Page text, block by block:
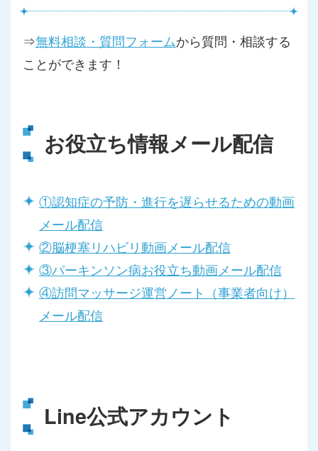
⇒無料相談・質問フォームから質問・相談する
ことができます！
お役立ち情報メール配信
①認知症の予防・進行を遅らせるための動画
メール配信
②脳梗塞リハビリ動画メール配信
③パーキンソン病お役立ち動画メール配信
④訪問マッサージ運営ノート（事業者向け）
メール配信
Line公式アカウント